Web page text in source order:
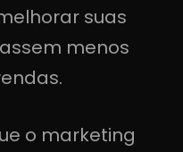
suas
menos
o marketing